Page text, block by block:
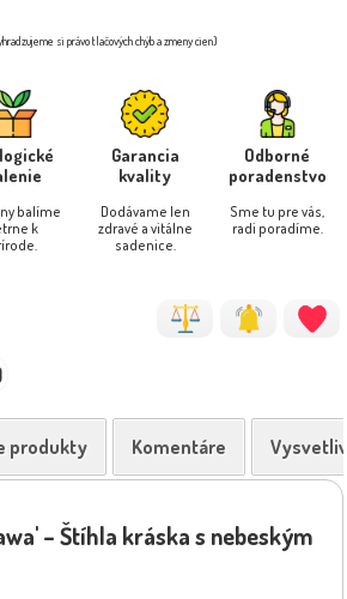
si právo tlačových chýb a zmeny cien)
balíme
k
Garancia
kvality
Dodávame len
zdravé a vitálne
sadenice.
Odborné
poradenstvo
Sme tu pre vás,
radi poradíme.
produkty Komentáre
– Štíhla kráska s nebeským